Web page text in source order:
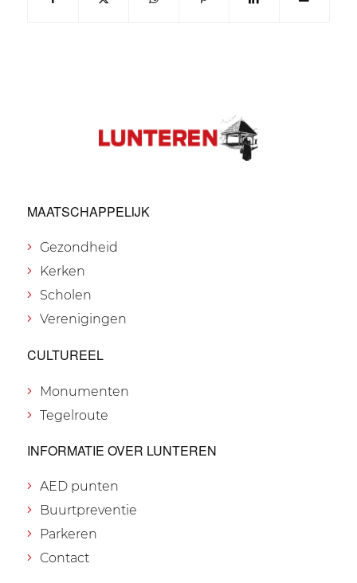
MAATSCHAPPELIJK
Gezondheid
Kerken
Scholen
Verenigingen
CULTUREEL
Monumenten
Tegelroute
INFORMATIE OVER LUNTEREN
AED punten
Buurtpreventie
Parkeren
Contact